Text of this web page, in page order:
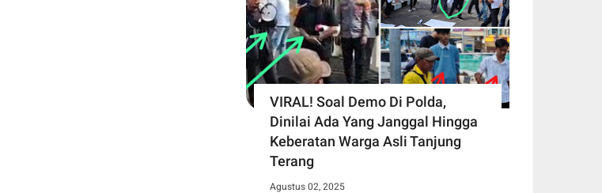
VIRAL! Soal Demo Di Polda,
Dinilai Ada Yang Janggal Hingga
Keberatan Warga Asli Tanjung
Terang
Agustus 02, 2025